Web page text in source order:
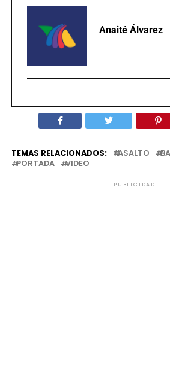
Anaité Álvarez
TEMAS RELACIONADOS: ASALTO
PORTADA
VIDEO
PUBLICIDAD